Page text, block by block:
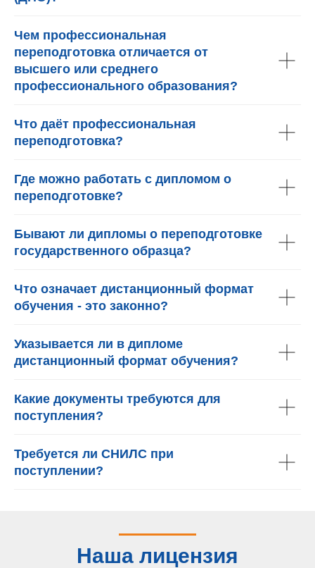
Чем профессиональная
переподготовка отличается от
высшего или среднего
профессионального образования?
Что даёт профессиональная
переподготовка?
Где можно работать с дипломом о
переподготовке?
Бывают ли дипломы о переподготовке
государственного образца?
Что означает дистанционный формат
обучения - это законно?
Указывается ли в дипломе
дистанционный формат обучения?
Какие документы требуются для
поступления?
Требуется ли СНИЛС при
поступлении?
Наша лицензия